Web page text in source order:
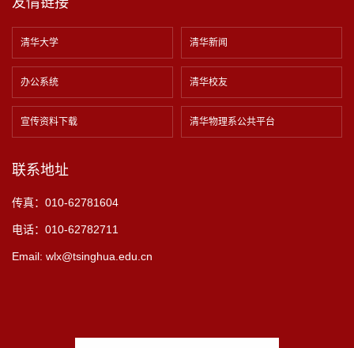
清华大学 清华新闻
办公系统 清华校友
宣传资料下载 清华物理系公共平台
联系地址
传真：010-62781604
电话：010-62782711
Email: wlx@tsinghua.edu.cn